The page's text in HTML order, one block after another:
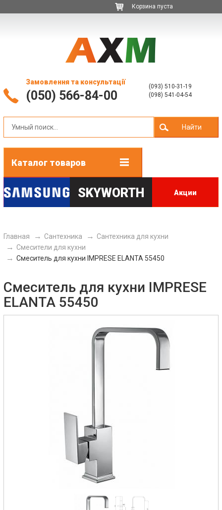
Корзина пуста
Замовлення та консультації
(050) 566-84-00
(093) 510-31-19
(098) 541-04-54
Найти
Каталог товаров
SKYWORTH Акции
Главная Сантехника
Сантехника для кухни
Смесители для кухни
Смеситель для кухни IMPRESE ELANTA 55450
Смеситель для кухни IMPRESE
ELANTA 55450